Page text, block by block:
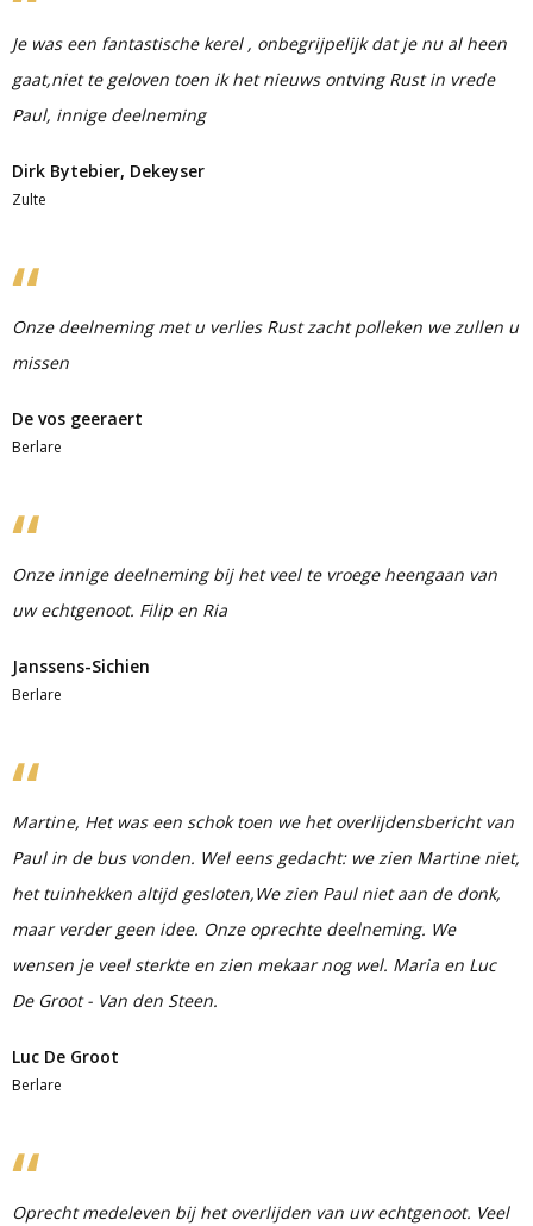
Je was een fantastische kerel , onbegrijpelijk dat je nu al heen
gaat,niet te geloven toen ik het nieuws ontving Rust in vrede
Paul, innige deelneming
Dirk Bytebier, Dekeyser
Zulte
Onze deelneming met u verlies Rust zacht polleken we zullen u
missen
De vos geeraert
Berlare
Onze innige deelneming bij het veel te vroege heengaan van
uw echtgenoot. Filip en Ria
Janssens-Sichien
Berlare
Martine, Het was een schok toen we het overlijdensbericht van
Paul in de bus vonden. Wel eens gedacht: we zien Martine niet,
het tuinhekken altijd gesloten,We zien Paul niet aan de donk,
maar verder geen idee. Onze oprechte deelneming. We
wensen je veel sterkte en zien mekaar nog wel. Maria en Luc
De Groot - Van den Steen.
Luc De Groot
Berlare
Oprecht medeleven bij het overlijden van uw echtgenoot. Veel